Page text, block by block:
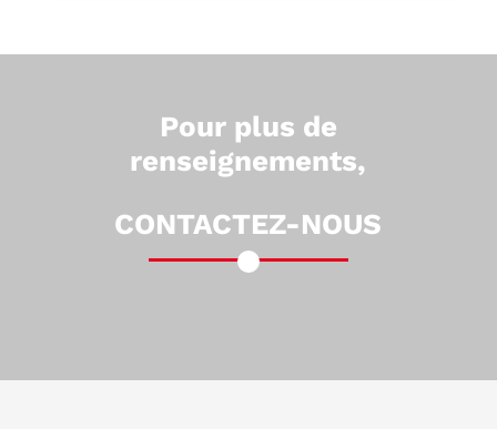
Pour plus de
renseignements,
CONTACTEZ-NOUS